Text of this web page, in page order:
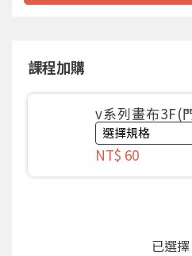
課程加購
v系列畫布3F(
NT$ 60
已選擇